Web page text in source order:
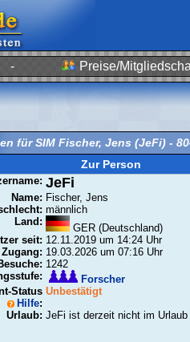
- Preise/
für SIM Fischer, Jens (JeFi) -
Zur Person
JeFi
Name: Fischer, Jens
männlich
Land:
GER (Deutschland)
seit: 12.11.2019 um 14:24 Uhr
19.03.2026 um 07:16 Uhr
1242
Forscher
Status
Hilfe:
Unbestätigt
Urlaub: JeFi ist derzeit nicht im Urlaub